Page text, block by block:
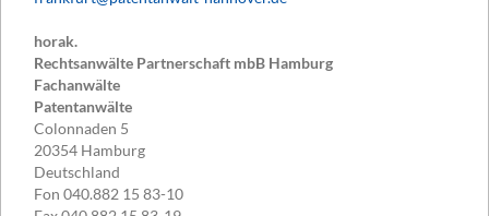
horak.
Rechtsanwälte Partnerschaft mbB Hamburg
Fachanwälte
Patentanwälte
Colonnaden 5
20354 Hamburg
Deutschland
Fon 040.882 15 83-10